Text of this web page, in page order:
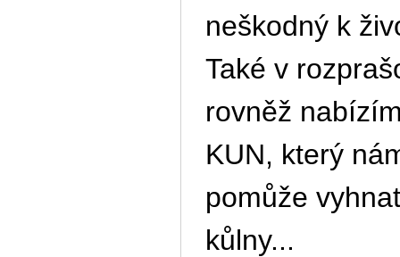
neškodný k
Také v
rovněž
KUN, který
pomůže
kůlny...